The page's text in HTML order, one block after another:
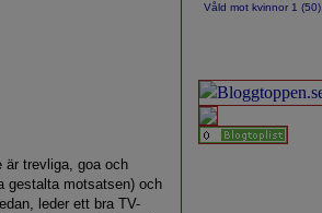
är trevliga, goa och
gestalta motsatsen) och
leder ett bra TV-
Våld mot kvinnor 1 (50)